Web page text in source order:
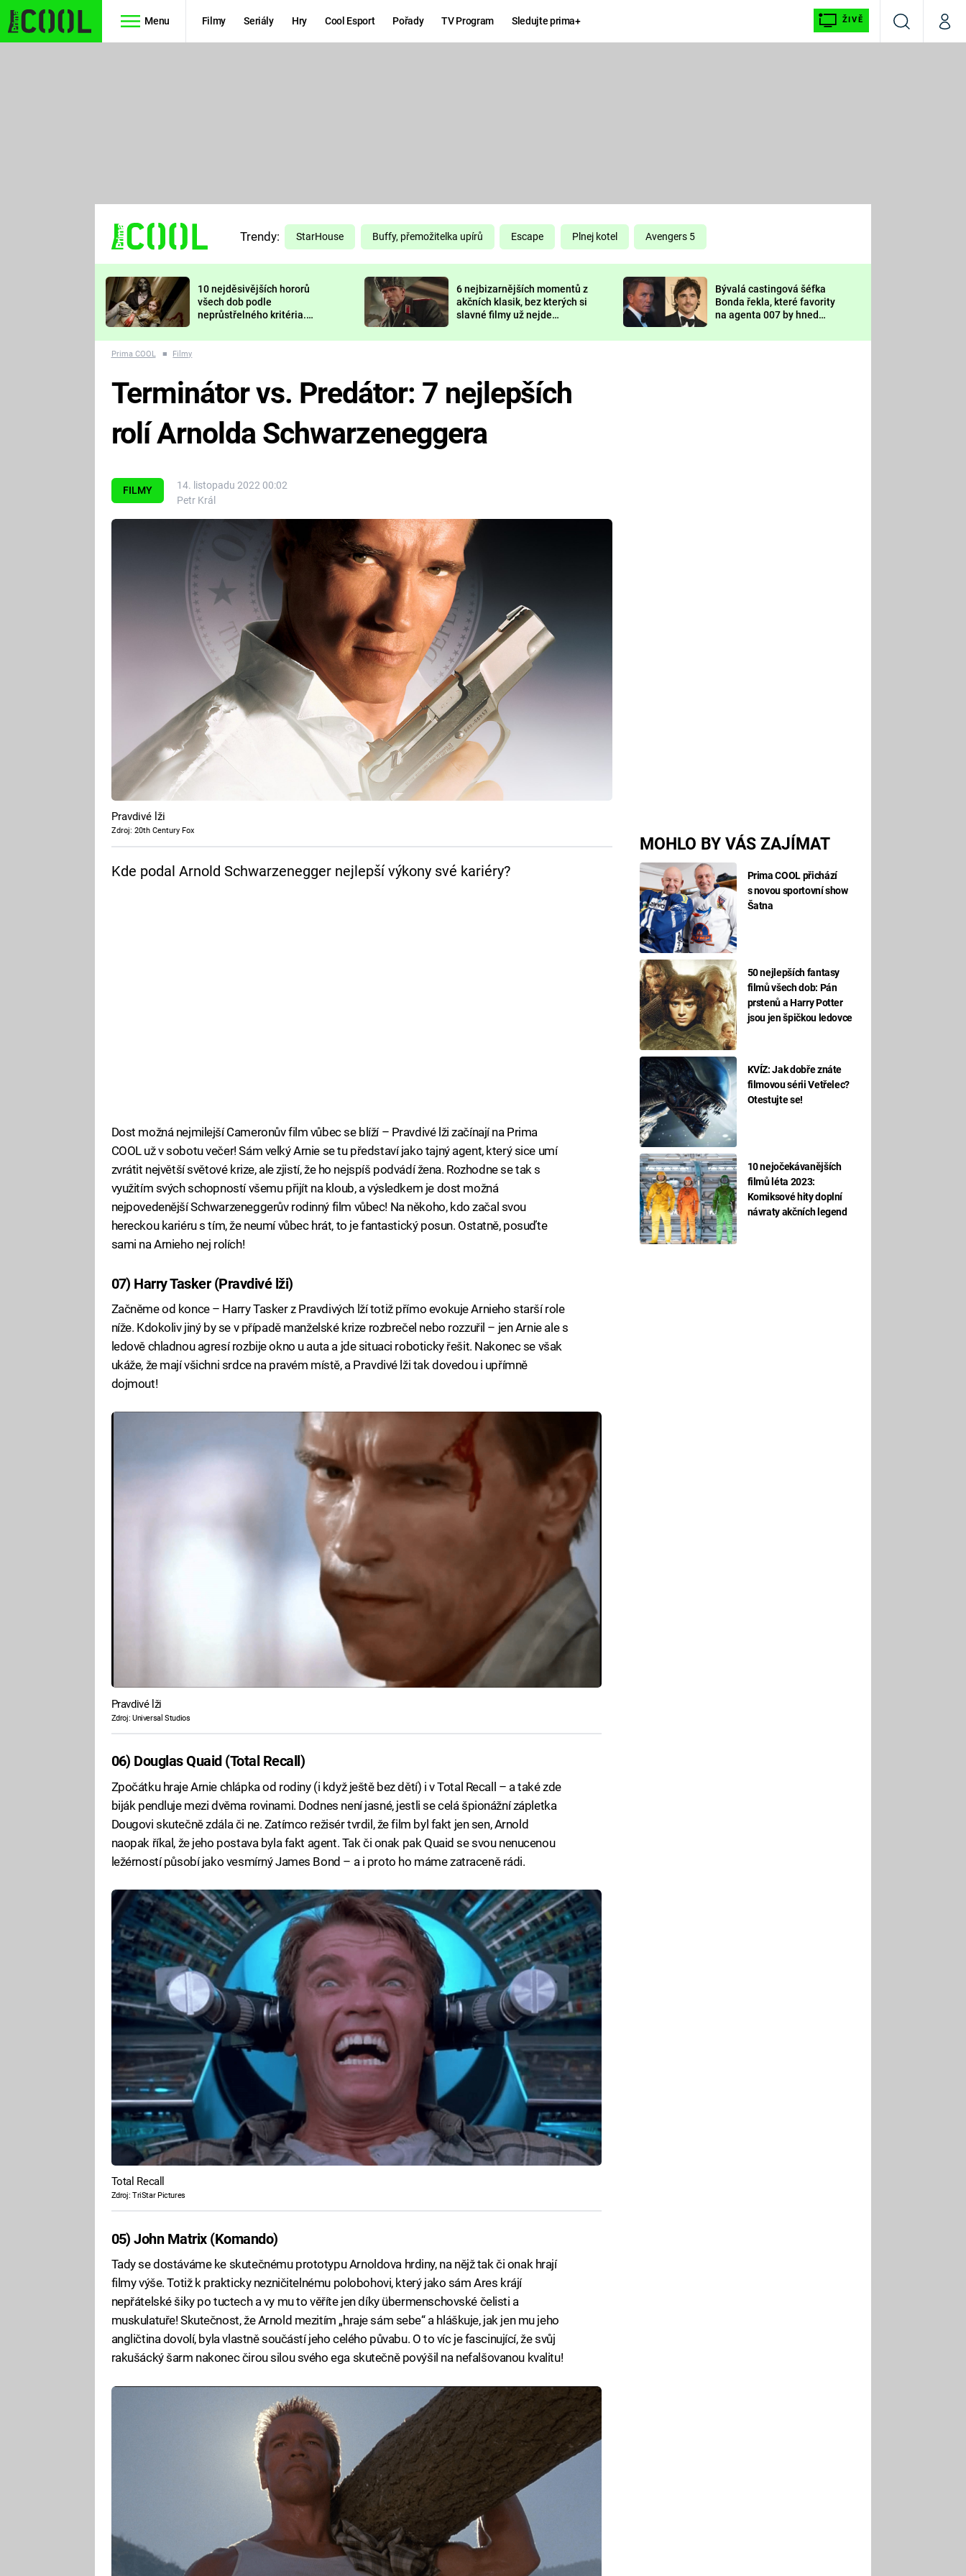
Menu Filmy Seriály Hry Cool Esport Pořady TV Program Sledujte prima+ ŽIVĚ
VyhledáváníMůj
TŘESKU
FUTURAMA
PREDÁTOR
DELIVERANCE
KOMEDIE
CHUCK
NORRIS
DEADPOOL
Prima LAJK
Sledujte nás
Trendy: StarHouse Buffy, přemožitelka upírů Escape Plnej kotel Avengers 5
10 nejděsivějších hororů
všech dob podle
neprůstřelného kritéria.
nejvíc zvednou tep?
6 nejbizarnějších momentů z
akčních klasik, bez kterých si
slavné filmy už nejde
Bývalá castingová šéfka
Bonda řekla, které favority
na agenta 007 by hned
Prima COOL ■ Filmy
FILMY
14. listopadu 2022 00:02
Petr Král
MOHLO BY VÁS ZAJÍMAT
Prima COOL přichází
s novou sportovní show
Šatna
50 nejlepších fantasy
filmů všech dob: Pán
prstenů a Harry Potter
jsou jen špičkou ledovce
KVÍZ: Jak dobře znáte
filmovou sérii Vetřelec?
Otestujte se!
10 nejočekávanějších
filmů léta 2023:
Komiksové hity doplní
návraty akčních legend
Terminátor vs. Predátor: 7 nejlepších
rolí Arnolda Schwarzeneggera
Pravdivé lži
Zdroj: 20th Century Fox
Kde podal Arnold Schwarzenegger nejlepší výkony své kariéry?
Dost možná nejmilejší Cameronův film vůbec se blíží – Pravdivé lži začínají na Prima
COOL už v sobotu večer! Sám velký Arnie se tu představí jako tajný agent, který sice umí
zvrátit největší světové krize, ale zjistí, že ho nejspíš podvádí žena. Rozhodne se tak s
využitím svých schopností všemu přijít na kloub, a výsledkem je dost možná
nejpovedenější Schwarzeneggerův rodinný film vůbec! Na někoho, kdo začal svou
hereckou kariéru s tím, že neumí vůbec hrát, to je fantastický posun. Ostatně, posuďte
sami na Arnieho nej rolích!
07) Harry Tasker (Pravdivé lži)
Začněme od konce – Harry Tasker z Pravdivých lží totiž přímo evokuje Arnieho starší role
níže. Kdokoliv jiný by se v případě manželské krize rozbrečel nebo rozzuřil – jen Arnie ale s
ledově chladnou agresí rozbije okno u auta a jde situaci roboticky řešit. Nakonec se však
ukáže, že mají všichni srdce na pravém místě, a Pravdivé lži tak dovedou i upřímně
dojmout!
Pravdivé lži
Zdroj: Universal Studios
06) Douglas Quaid (Total Recall)
Zpočátku hraje Arnie chlápka od rodiny (i když ještě bez dětí) i v Total Recall – a také zde
biják pendluje mezi dvěma rovinami. Dodnes není jasné, jestli se celá špionážní zápletka
Dougovi skutečně zdála či ne. Zatímco režisér tvrdil, že film byl fakt jen sen, Arnold
naopak říkal, že jeho postava byla fakt agent. Tak či onak pak Quaid se svou nenucenou
ležérností působí jako vesmírný James Bond – a i proto ho máme zatraceně rádi.
Total Recall
Zdroj: TriStar Pictures
05) John Matrix (Komando)
Tady se dostáváme ke skutečnému prototypu Arnoldova hrdiny, na nějž tak či onak hrají
filmy výše. Totiž k prakticky nezničitelnému polobohovi, který jako sám Ares krájí
nepřátelské šiky po tuctech a vy mu to věříte jen díky übermenschovské čelisti a
muskulatuře! Skutečnost, že Arnold mezitím „hraje sám sebe“ a hláškuje, jak jen mu jeho
angličtina dovolí, byla vlastně součástí jeho celého půvabu. O to víc je fascinující, že svůj
rakušácký šarm nakonec čirou silou svého ega skutečně povýšil na nefalšovanou kvalitu!